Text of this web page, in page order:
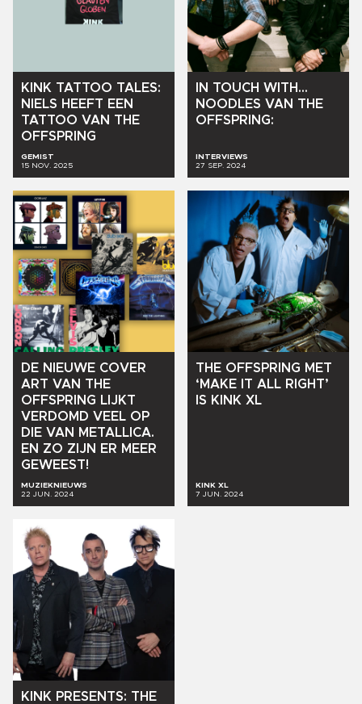
KINK TATTOO TALES:
NIELS HEEFT EEN
TATTOO VAN THE
OFFSPRING
GEMIST
15 NOV. 2025
IN TOUCH WITH...
NOODLES VAN THE
OFFSPRING:
INTERVIEWS
27 SEP. 2024
DE NIEUWE COVER
ART VAN THE
OFFSPRING LIJKT
VERDOMD VEEL OP
DIE VAN
METALLICA.
EN ZO ZIJN ER MEER
GEWEEST!
MUZIEKNIEUWS
22 JUN. 2024
THE OFFSPRING MET
‘MAKE
IT ALL RIGHT’
IS KINK XL
KINK XL
7 JUN. 2024
KINK PRESENTS: THE